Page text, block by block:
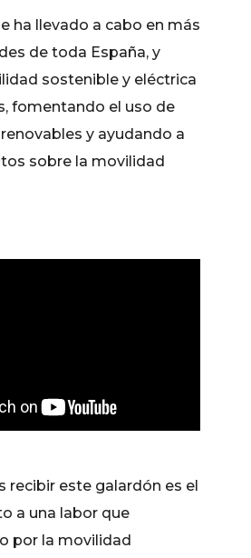
ha llevado a cabo en más
de toda España, y
sostenible y eléctrica
fomentando el uso de
y ayudando a
sobre la movilidad
recibir este galardón es el
a una labor que
por la movilidad